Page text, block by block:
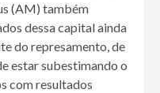
(AM) também
dessa capital ainda
do represamento, de
estar subestimando o
com resultados